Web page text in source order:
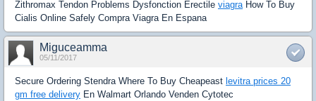
Zithromax Tendon Problems Dysfonction Erectile viagra How To Buy
Cialis Online Safely Compra Viagra En Espana
Miguceamma
05/11/2017
Secure Ordering Stendra Where To Buy Cheapeast levitra prices 20
gm free delivery En Walmart Orlando Venden Cytotec